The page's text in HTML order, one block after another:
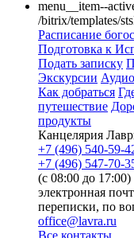
menu__item--
/bitrix/templates/
Расписание
Подготовка к
Подать записку
Экскурсии
Как добраться
путешествие
продукты
Канцелярия
+7 (496) 540-59-
+7 (496) 547-70-
(с 08:00 до 17:00)
электронная
переписки, по
office@lavra.ru
Все контакты